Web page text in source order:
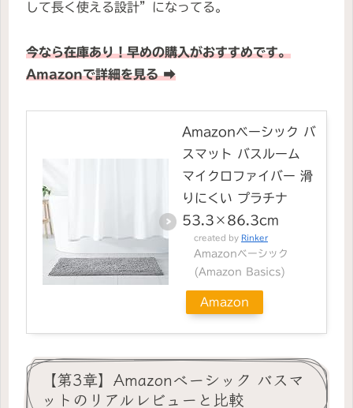
して長く使える設計”になってる。
今なら在庫あり！早めの購入がおすすめです。
Amazonで詳細を見る ➡
Amazonベーシック バ
スマット バスルーム
マイクロファイバー 滑
りにくい プラチナ
53.3×86.3cm
created by Rinker
Amazonベーシック
(Amazon Basics)
Amazon
【第3章】Amazonベーシック バスマ
ットのリアルレビューと比較